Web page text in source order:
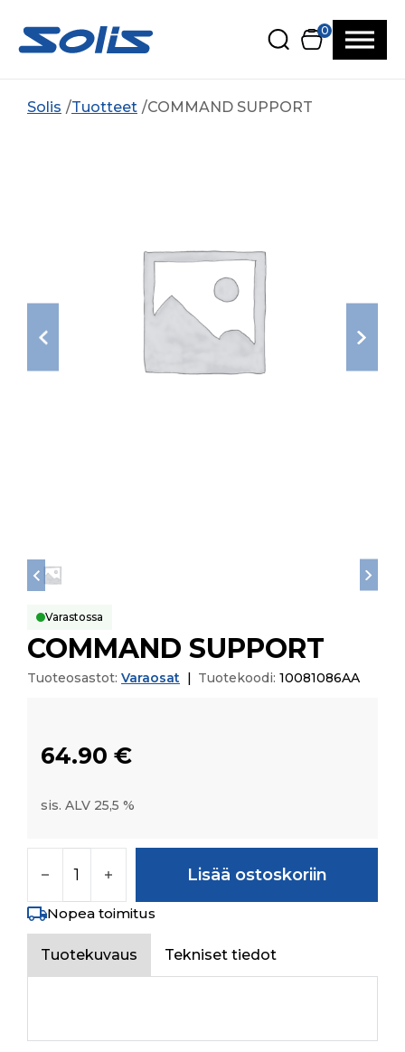
0
Solis Tuotteet COMMAND SUPPORT
Varastossa
COMMAND SUPPORT
Tuoteosastot: Varaosat Tuotekoodi: 10081086AA
64.90 €
sis. ALV 25,5 %
Lisää ostoskoriin
Nopea toimitus
Tuotekuvaus Tekniset tiedot